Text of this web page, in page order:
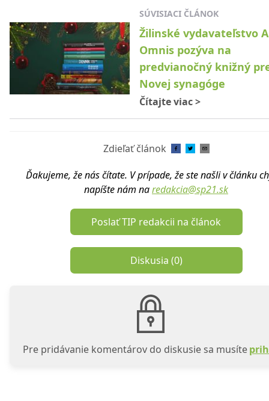
SÚVISIACI ČLÁNOK
Žilinské vydavateľstvo
Omnis pozýva na
predvianočný knižný
Novej synagóge
Čítajte viac>
Zdieľať článok
Ďakujeme, že nás čítate. V prípade, že ste našli v článku
napíšte nám naredakcia@sp21.sk
Poslať TIP redakcii na článok
Diskusia (0)
Pre pridávanie komentárov do diskusie sa musíte